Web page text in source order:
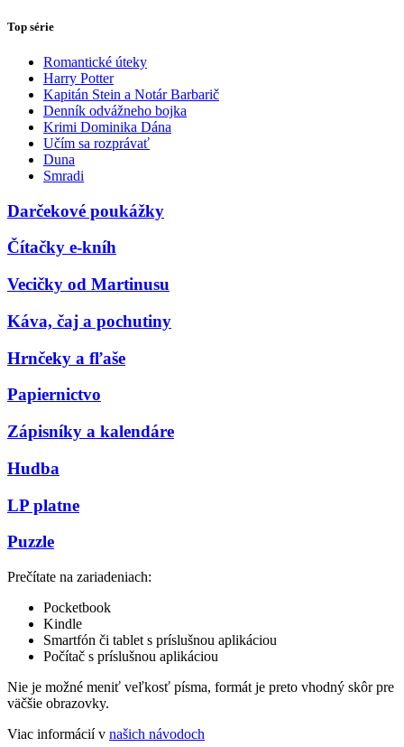
Top série
Romantické úteky
Harry Potter
Kapitán Stein a Notár Barbarič
Denník odvážneho bojka
Krimi Dominika Dána
Učím sa rozprávať
Duna
Smradi
Darčekové poukážky
Čítačky e-kníh
Vecičky od Martinusu
Káva, čaj a pochutiny
Hrnčeky a fľaše
Papiernictvo
Zápisníky a kalendáre
Hudba
LP platne
Puzzle
Prečítate na zariadeniach:
Pocketbook
Kindle
Smartfón či tablet s príslušnou aplikáciou
Počítač s príslušnou aplikáciou
Nie je možné meniť veľkosť písma, formát je preto vhodný skôr pre
väčšie obrazovky.
Viac informácií v našich návodoch